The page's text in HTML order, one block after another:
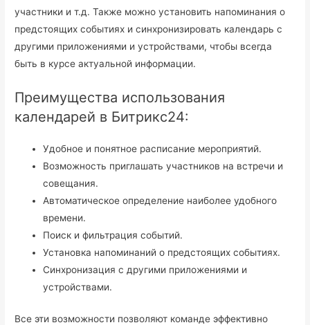
участники и т.д. Также можно установить напоминания о
предстоящих событиях и синхронизировать календарь с
другими приложениями и устройствами, чтобы всегда
быть в курсе актуальной информации.
Преимущества использования
календарей в Битрикс24:
Удобное и понятное расписание мероприятий.
Возможность приглашать участников на встречи и
совещания.
Автоматическое определение наиболее удобного
времени.
Поиск и фильтрация событий.
Установка напоминаний о предстоящих событиях.
Синхронизация с другими приложениями и
устройствами.
Все эти возможности позволяют команде эффективно